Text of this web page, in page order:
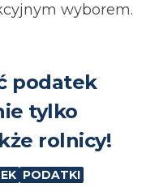
wyborem.
podatek
tylko
rolnicy!
PODATKI